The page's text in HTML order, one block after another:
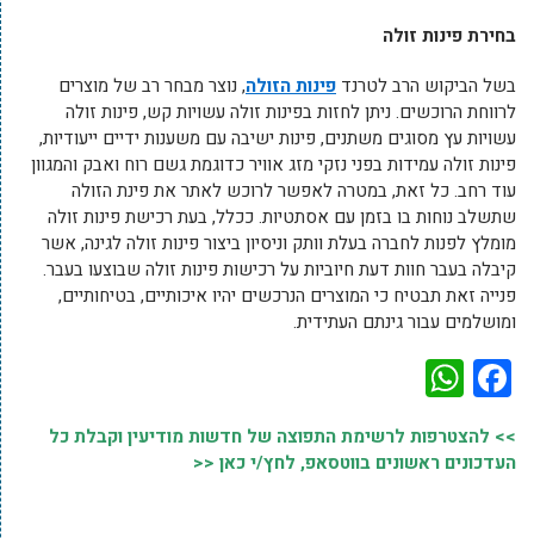
בחירת פינות זולה
בשל הביקוש הרב לטרנד פינות הזולה, נוצר מבחר רב של מוצרים
לרווחת הרוכשים. ניתן לחזות בפינות זולה עשויות קש, פינות זולה
עשויות עץ מסוגים משתנים, פינות ישיבה עם משענות ידיים ייעודיות,
פינות זולה עמידות בפני נזקי מזג אוויר כדוגמת גשם רוח ואבק והמגוון
עוד רחב. כל זאת, במטרה לאפשר לרוכש לאתר את פינת הזולה
שתשלב נוחות בו בזמן עם אסתטיות. ככלל, בעת רכישת פינות זולה
מומלץ לפנות לחברה בעלת וותק וניסיון ביצור פינות זולה לגינה, אשר
קיבלה בעבר חוות דעת חיוביות על רכישות פינות זולה שבוצעו בעבר.
פנייה זאת תבטיח כי המוצרים הנרכשים יהיו איכותיים, בטיחותיים,
ומושלמים עבור גינתם העתידית.
Facebook
>> להצטרפות לרשימת התפוצה של חדשות מודיעין וקבלת כל
העדכונים ראשונים בווטסאפ, לחץ/י כאן <<